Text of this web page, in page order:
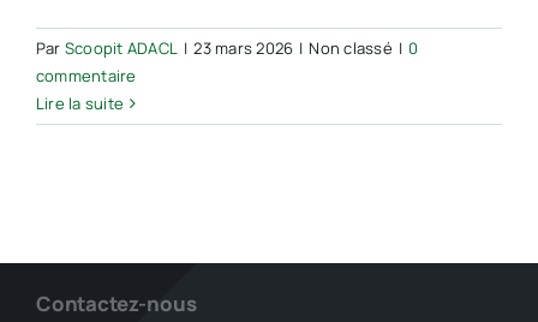
Un
démocratique
des
Par Scoopit ADACL | 23 mars 2026 | Non classé | 0
commentaire
Lire la suite
Contactez-nous